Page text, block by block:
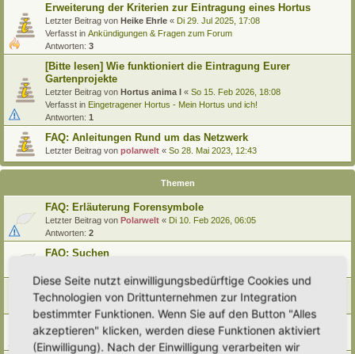
Erweiterung der Kriterien zur Eintragung eines Hortus
Letzter Beitrag von Heike Ehrle « Di 29. Jul 2025, 17:08
Verfasst in Ankündigungen & Fragen zum Forum
Antworten: 3
[Bitte lesen] Wie funktioniert die Eintragung Eurer
Gartenprojekte
Letzter Beitrag von Hortus anima l « So 15. Feb 2026, 18:08
Verfasst in Eingetragener Hortus - Mein Hortus und ich!
Antworten: 1
FAQ: Anleitungen Rund um das Netzwerk
Letzter Beitrag von polarwelt « So 28. Mai 2023, 12:43
Themen
FAQ: Erläuterung Forensymbole
Letzter Beitrag von Polarwelt « Di 10. Feb 2026, 06:05
Antworten: 2
FAQ: Suchen
FAQ: Entwürfe wiederfinden
Letzter Beitrag von Polarwelt «So 25. Feb 2024, 17:57
FAQ: Direkt zu einem Beitrag springen
Letzter Beitrag von Polarwelt
Diese Seite nutzt einwilligungsbedürftige Cookies und
Technologien von Drittunternehmen zur Integration
bestimmter Funktionen. Wenn Sie auf den Button "Alles
akzeptieren" klicken, werden diese Funktionen aktiviert
(Einwilligung). Nach der Einwilligung verarbeiten wir